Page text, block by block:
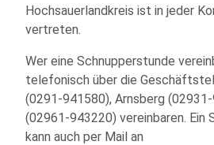
Hochsauerlandkreis ist in jeder
vertreten.
Wer eine Schnupperstunde
telefonisch über die
(0291-941580), Arnsberg
(02961-943220) vereinbaren. Ein
kann auch per Mail an